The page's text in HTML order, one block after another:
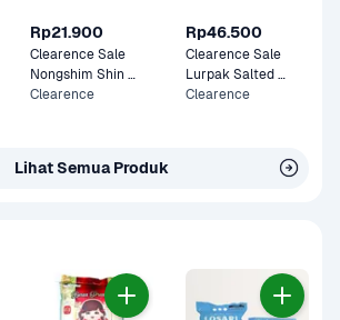
Rp21.900
Clearence Sale
Nongshim Shin
Ramyun Stir Fry
Clearence
Rp46.500
Clearence Sale
Lurpak Salted
Butter 100 gram
Clearence
Lihat Semua Produk